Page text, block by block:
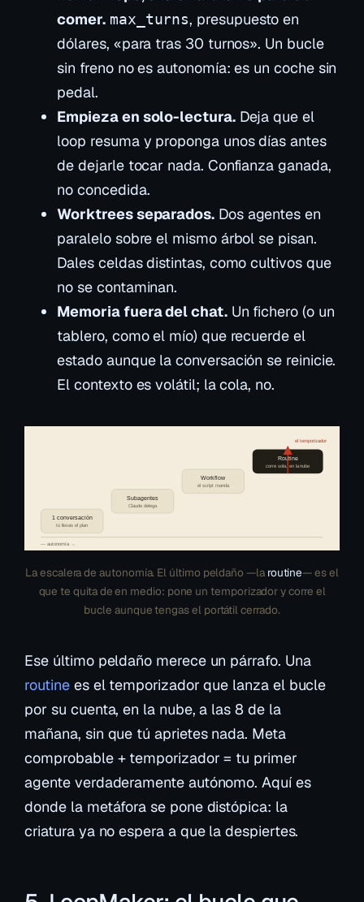
comer. max_turns, presupuesto en
dólares, «para tras 30 turnos». Un bucle
sin freno no es autonomía: es un coche sin
pedal.
Empieza en solo-lectura.Deja que el
loop resumay proponga unos días antes
de dejarle tocar nada. Confianza ganada,
no concedida.
Worktrees separados.Dos agentes en
paralelo sobre el mismo árbol se pisan.
Dales celdas distintas, como cultivos que
no se contaminan.
Memoria fuera del chat.Un fichero (o un
tablero, como el mío) que recuerde el
estado aunque la conversación se reinicie.
El contexto es volátil; la cola, no.
1 conversación
tú llevas el plan
Subagentes
Claude delega
Workflow
el script manda
Routine
corre sola, en la nube
— autonomía →
el temporizador
La escalera de autonomía. El último peldaño —la routine— es el
que te quita de en medio: pone un temporizador y corre el
bucle aunque tengas el portátil cerrado.
Ese último peldaño merece un párrafo. Una
routinees el temporizador que lanza el bucle
por su cuenta, en la nube, a las 8 de la
mañana, sin que tú aprietes nada. Meta
comprobable + temporizador = tu primer
agente verdaderamente autónomo. Aquí es
donde la metáfora se pone distópica: la
criatura ya no espera a que la despiertes.